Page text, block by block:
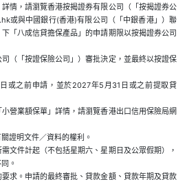
情，請瀏覽香港按揭證券有限公司（「按揭證券公
或與中國銀行(香港)有限公司（「中銀香港」）聯
「八成信貸擔保產品」的申請期限以按揭證券公司
（「按證保險公司」）審批決定，並最終以按證保
或之前申請，並於2027年5月31日或之前提取貸
營業額保單」詳情，請瀏覽香港出口信用保險局網
證明文件／資料的權利。
文件計起（不包括星期六、星期日及公眾假期），
。
求。申請的最終審批、貸款金額、貸款年期及貸款